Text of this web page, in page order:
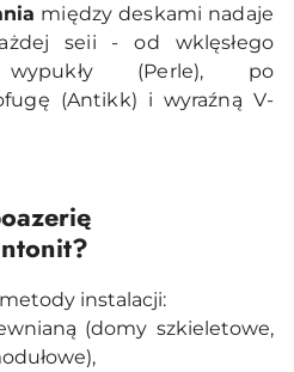
między deskami nadaje
seii - od wklęsłego
(Perle), po
(Antikk) i wyraźną V-
instalacji:
(domy szkieletowe,